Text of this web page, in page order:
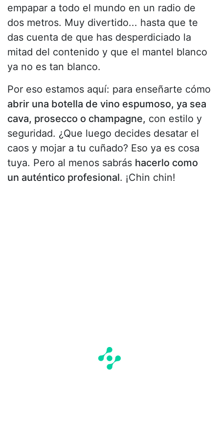
empapar a todo el mundo en un radio de
dos metros. Muy divertido... hasta que te
das cuenta de que has desperdiciado la
mitad del contenido y que el mantel blanco
ya no es tan blanco.
Por eso estamos aquí: para enseñarte cómo
abrir una botella de vino espumoso, ya sea
cava, prosecco o champagne, con estilo y
seguridad. ¿Que luego decides desatar el
caos y mojar a tu cuñado? Eso ya es cosa
tuya. Pero al menos sabrás hacerlo como
un auténtico profesional. ¡Chin chin!